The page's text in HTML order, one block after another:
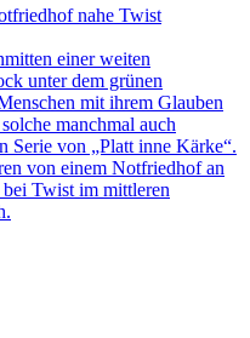
nahe Twist
einer weiten
unter dem grünen
mit ihrem Glauben
manchmal auch
Serie von „Platt inne Kärke“.
von einem Notfriedhof an
bei Twist im mittleren